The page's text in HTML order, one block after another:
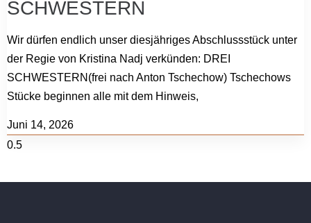
SCHWESTERN
Wir dürfen endlich unser diesjähriges Abschlussstück unter
der Regie von Kristina Nadj verkünden: DREI
SCHWESTERN(frei nach Anton Tschechow) Tschechows
Stücke beginnen alle mit dem Hinweis,
Juni 14, 2026